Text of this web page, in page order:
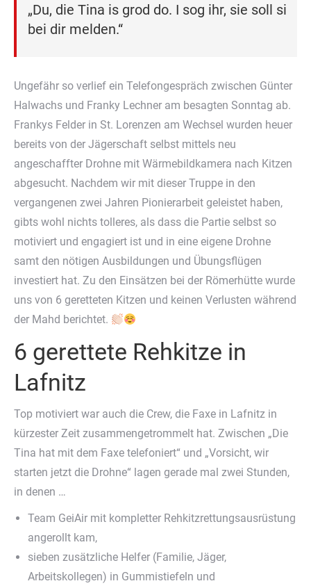
„Du, die Tina is grod do. I sog ihr, sie soll si
bei dir melden.“
Ungefähr so verlief ein Telefongespräch zwischen Günter
Halwachs und Franky Lechner am besagten Sonntag ab.
Frankys Felder in St. Lorenzen am Wechsel wurden heuer
bereits von der Jägerschaft selbst mittels neu
angeschaffter Drohne mit Wärmebildkamera nach Kitzen
abgesucht. Nachdem wir mit dieser Truppe in den
vergangenen zwei Jahren Pionierarbeit geleistet haben,
gibts wohl nichts tolleres, als dass die Partie selbst so
motiviert und engagiert ist und in eine eigene Drohne
samt den nötigen Ausbildungen und Übungsflügen
investiert hat. Zu den Einsätzen bei der Römerhütte wurde
uns von 6 geretteten Kitzen und keinen Verlusten während
der Mahd berichtet.
6 gerettete Rehkitze in
Lafnitz
Top motiviert war auch die Crew, die Faxe in Lafnitz in
kürzester Zeit zusammengetrommelt hat. Zwischen „Die
Tina hat mit dem Faxe telefoniert“ und „Vorsicht, wir
starten jetzt die Drohne“ lagen gerade mal zwei Stunden,
in denen …
Team GeiAir mit kompletter Rehkitzrettungsausrüstung
angerollt kam,
sieben zusätzliche Helfer (Familie, Jäger,
Arbeitskollegen) in Gummistiefeln und